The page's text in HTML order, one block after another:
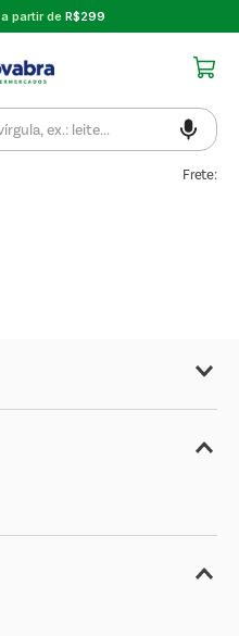
a partir de R$299
Frete: